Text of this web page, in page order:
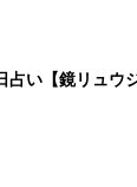
い【鏡リュウジ